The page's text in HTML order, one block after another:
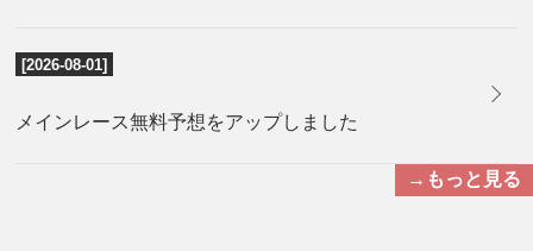
[2026-08-01]
メインレース無料予想をアップしました
→もっと見る